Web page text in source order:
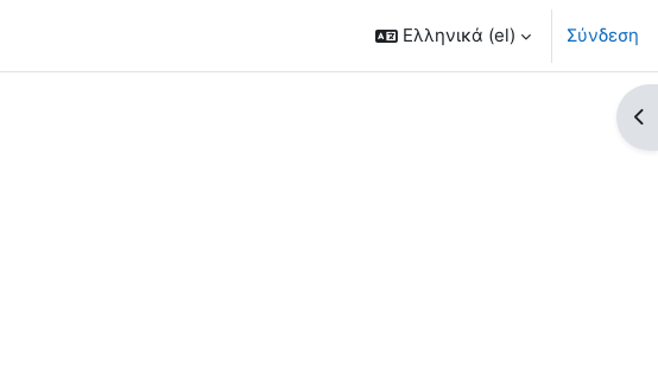
Ελληνικά ‎(el)‎ Σύνδεση